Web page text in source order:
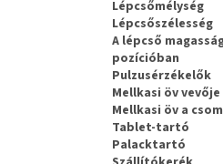
Lépcsőmélység
Lépcsőszélesség
A lépcső
pozícióban
Pulzusérzékelők
Mellkasi öv vevője
Mellkasi öv a
Tablet-tartó
Palacktartó